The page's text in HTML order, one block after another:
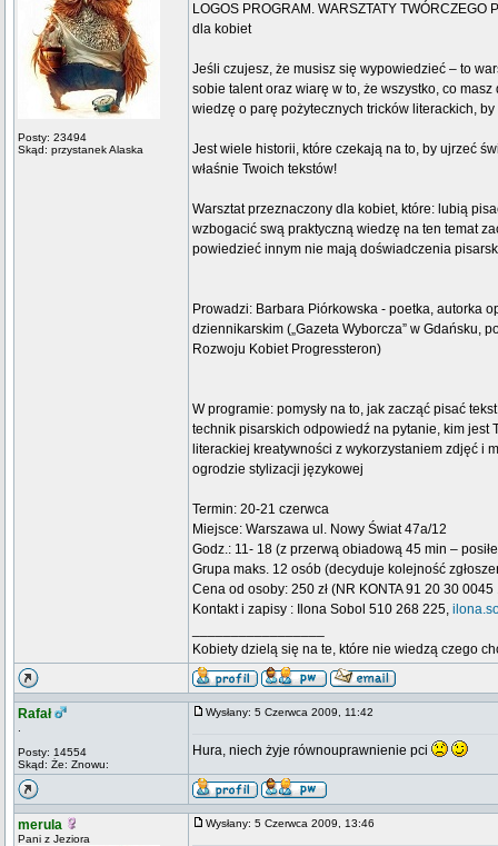
Posty: 23494
Skąd: przystanek Alaska
LOGOS PROGRAM. WARSZTATY TWÓRCZEGO
dla kobiet
Jeśli czujesz, że musisz się wypowiedzieć – to
sobie talent oraz wiarę w to, że wszystko, co
wiedzę o parę pożytecznych tricków literackich,
Jest wiele historii, które czekają na to, by ujrzeć
właśnie Twoich tekstów!
Warsztat przeznaczony dla kobiet, które: lubią
wzbogacić swą praktyczną wiedzę na ten temat
powiedzieć innym nie mają doświadczenia
Prowadzi: Barbara Piórkowska - poetka, autorka
dziennikarskim („Gazeta Wyborcza” w Gdańsku,
Rozwoju Kobiet Progressteron)
W programie: pomysły na to, jak zacząć pisać
technik pisarskich odpowiedź na pytanie, kim
literackiej kreatywności z wykorzystaniem zdjęć i
ogrodzie stylizacji językowej
Termin: 20-21 czerwca
Miejsce: Warszawa ul. Nowy Świat 47a/12
Godz.: 11- 18 (z przerwą obiadową 45 min –
Grupa maks. 12 osób (decyduje kolejność
Cena od osoby: 250 zł (NR KONTA 91 20 30
Kontakt i zapisy : Ilona Sobol 510 268 225,
Kobiety dzielą się na te, które nie wiedzą czego
Rafał
Posty: 14554
Skąd: Że: Znowu:
Wysłany: 5 Czerwca 2009, 11:42
Hura, niech żyje równouprawnienie pci
merula
Pani z Jeziora
Wysłany: 5 Czerwca 2009, 13:46